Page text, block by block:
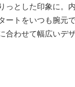
っとした印象に。
ートをいつも腕元
合わせて幅広いデ